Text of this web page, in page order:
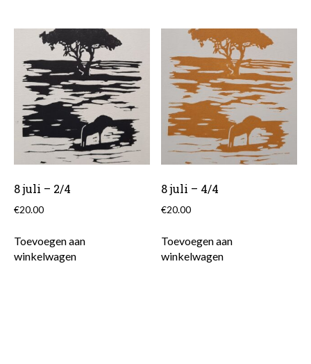
8 juli – 2/4
€20.00
Toevoegen aan
winkelwagen
8 juli – 4/4
€20.00
Toevoegen aan
winkelwagen